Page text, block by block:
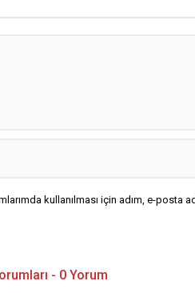
kullanılması için adım, e-posta
- 0 Yorum